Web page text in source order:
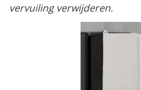
vervuiling verwijderen.